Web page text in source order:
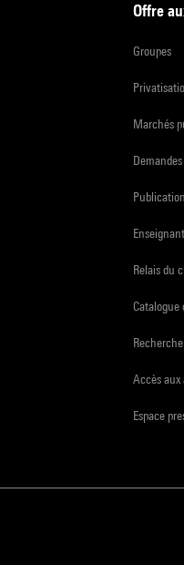
Offre
Groupes
Marchés
Relais du
Catalogue
Recherche
Accès
Espace